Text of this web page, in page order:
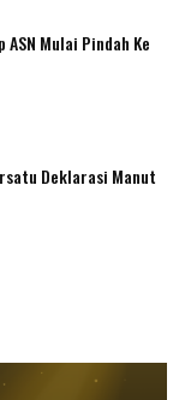
Mulai Pindah Ke
Deklarasi Manut